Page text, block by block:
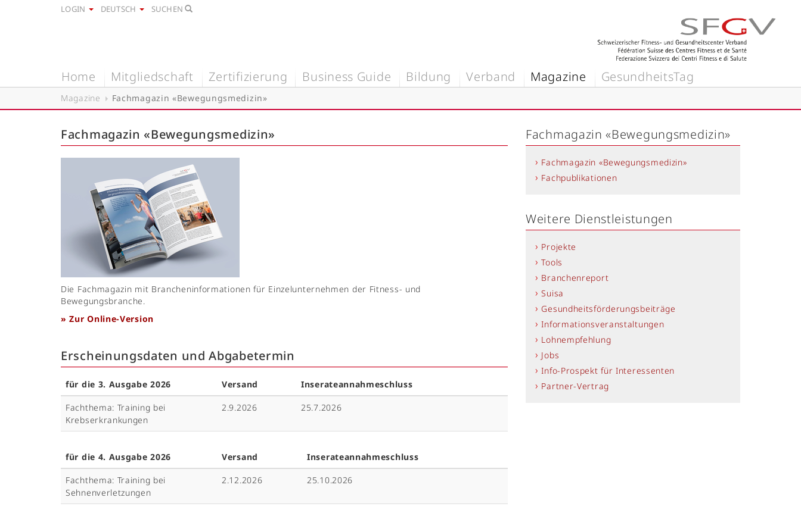
LOGIN DEUTSCH SUCHEN
Home Mitgliedschaft Zertifizierung Business Guide Bildung Verband Magazine GesundheitsTag
Magazine Fachmagazin «Bewegungsmedizin»
Fachmagazin «Bewegungsmedizin»
Die Fachmagazin mit Brancheninformationen für Einzelunternehmen der Fitness- und
Bewegungsbranche.
» Zur Online-Version
Erscheinungsdaten und Abgabetermin
für die 3. Ausgabe 2026 Versand Inserateannahmeschluss
Fachthema: Training bei
Krebserkrankungen
2.9.2026 25.7.2026
für die 4. Ausgabe 2026 Versand Inserateannahmeschluss
Fachthema: Training bei
Sehnenverletzungen
2.12.2026 25.10.2026
Fachmagazin «Bewegungsmedizin»
Fachmagazin «Bewegungsmedizin»
Fachpublikationen
Weitere Dienstleistungen
Projekte
Tools
Branchenreport
Suisa
Gesundheitsförderungsbeiträge
Informationsveranstaltungen
Lohnempfehlung
Jobs
Info-Prospekt für Interessenten
Partner-Vertrag